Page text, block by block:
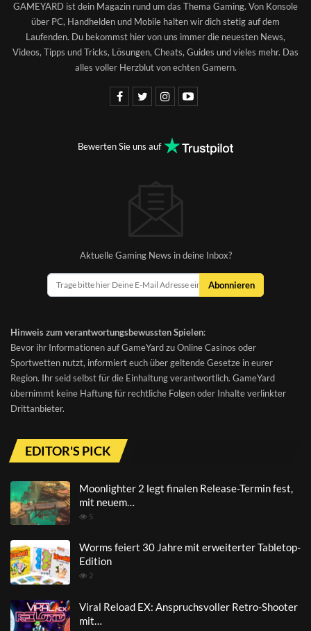
GAMEYARD ist dein Magazin rund um das Thema Gaming. Von Konsole
über PC, Handhelden und Mobile halten wir dich stetig auf dem
Laufenden. Du bekommst hier von uns immer die neuesten News,
Videos, Tipps und Tricks, Lösungen, Cheats, Guides und vieles mehr. Das
alles voller Herzblut von echten Gamern.
Bewerten Sie uns auf
Aktuelle Gaming News in deine Inbox?
Abonnieren
Hinweis zum verantwortungsbewussten Spielen:
Bevor ihr Informationen auf GameYard zu Online Casinos oder
Sportwetten nutzt, informiert euch über geltende Gesetze in eurer
Region. Ihr seid selbst für die Einhaltung verantwortlich. GameYard
übernimmt keine Haftung für rechtliche Folgen oder Inhalte verlinkter
Drittanbieter.
EDITOR'S PICK
Moonlighter 2 legt finalen Release-Termin fest,
mit neuem…
5
Worms feiert 30 Jahre mit erweiterter Tabletop-
Edition
2
Viral Reload EX: Anspruchsvoller Retro-Shooter
mit…